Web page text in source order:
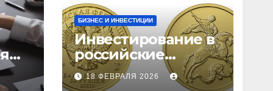
БИЗНЕС И ИНВЕСТИЦИИ
Инвестирование в
российские
золотые монеты:
подробное
18 ФЕВРАЛЯ 2026